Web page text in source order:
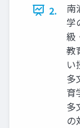
2.
南
学
級
教
い
多
育
多
の